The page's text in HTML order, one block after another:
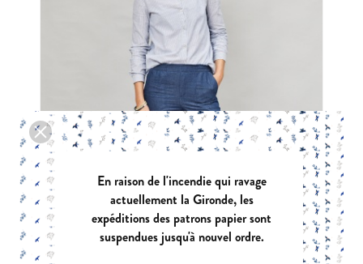
En raison de l'incendie qui ravage
actuellement la Gironde, les
expéditions des patrons papier sont
suspendues jusqu'à nouvel ordre.